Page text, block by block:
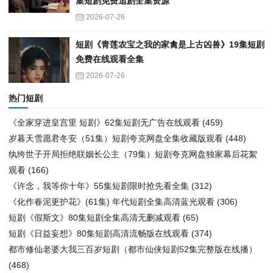
2026-07-26
短剧《青莲农宝之我的家禽是上古凶兽》19集短剧
免费在线观看全集
2026-07-26
热门短剧
《全家穿进皇宫里 短剧》62集短剧无广告在线观看 (459)
岁暮天雪愿君冬安（51集）短剧夸克网盘全集收藏版观看 (448)
纨绔世子开局拒绝联姻长公主（79集）短剧夸克网盘独家幕后花絮
观看 (166)
《许念，我等你十年》55集短剧限时抢先看全集 (312)
《化作春泥更护花》(61集) 年代短剧全集高清蓝光观看 (306)
短剧《假斯文》80集短剧全集高清无删减观看 (65)
短剧《日益妄想》80集短剧高清流畅版在线观看 (374)
都市修仙老婆大我三百岁短剧（都市仙侠短剧52集完整版在线播）
(468)